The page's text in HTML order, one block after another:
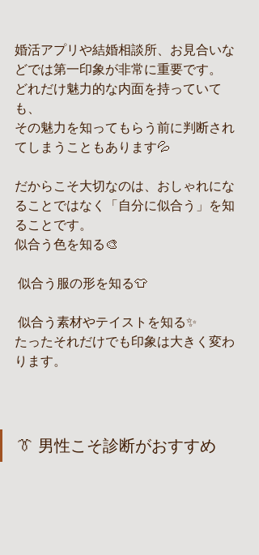
婚活アプリや結婚相談所、お見合いな
どでは第一印象が非常に重要です。
どれだけ魅力的な内面を持っていて
も、
その魅力を知ってもらう前に判断され
てしまうこともあります💦
だからこそ大切なのは、おしゃれにな
ることではなく「自分に似合う」を知
ることです。
似合う色を知る🎨
似合う服の形を知る👕
似合う素材やテイストを知る✨
たったそれだけでも印象は大きく変わ
ります。
👔 男性こそ診断がおすすめ